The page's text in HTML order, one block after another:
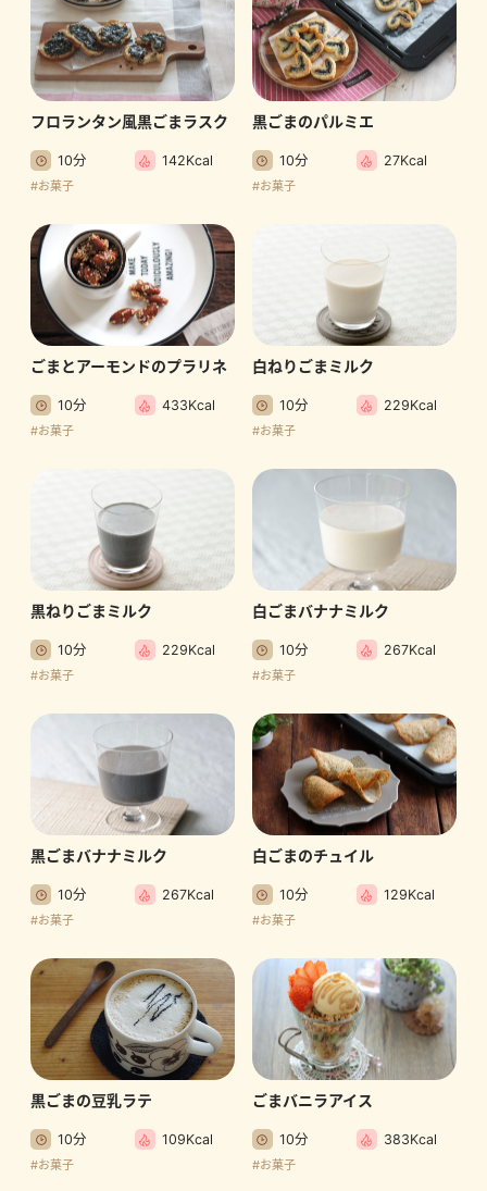
フロランタン風黒ごまラスク
10分 142Kcal
#お菓子
黒ごまのパルミエ
10分 27Kcal
#お菓子
ごまとアーモンドのプラリネ
10分 433Kcal
#お菓子
白ねりごまミルク
10分 229Kcal
#お菓子
黒ねりごまミルク
10分 229Kcal
#お菓子
白ごまバナナミルク
10分 267Kcal
#お菓子
黒ごまバナナミルク
10分 267Kcal
#お菓子
白ごまのチュイル
10分 129Kcal
#お菓子
黒ごまの豆乳ラテ
10分 109Kcal
#お菓子
ごまバニラアイス
10分 383Kcal
#お菓子